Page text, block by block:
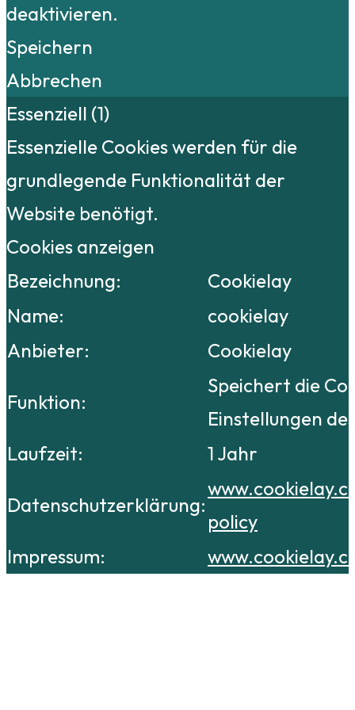
deaktivieren.
Speichern
Abbrechen
Essenziell (1)
Essenzielle Cookies werden für die
grundlegende Funktionalität der
Website benötigt.
Cookies anzeigen
Bezeichnung:
Cookielay
Name:
cookielay
Anbieter:
Cookielay
Funktion:
Speichert die
Einstellungen
Laufzeit:
1 Jahr
Datenschutzerklärung:
policy
Impressum: